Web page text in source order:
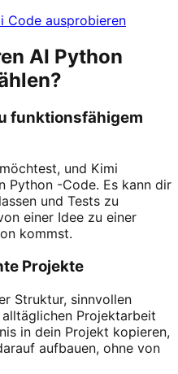
Code ausprobieren
AI Python
funktionsfähigem
und Kimi
Python -Code. Es kann dir
und Tests zu
einer Idee zu einer
kommst.
Projekte
Struktur, sinnvollen
Projektarbeit
in dein Projekt kopieren,
aufbauen, ohne von